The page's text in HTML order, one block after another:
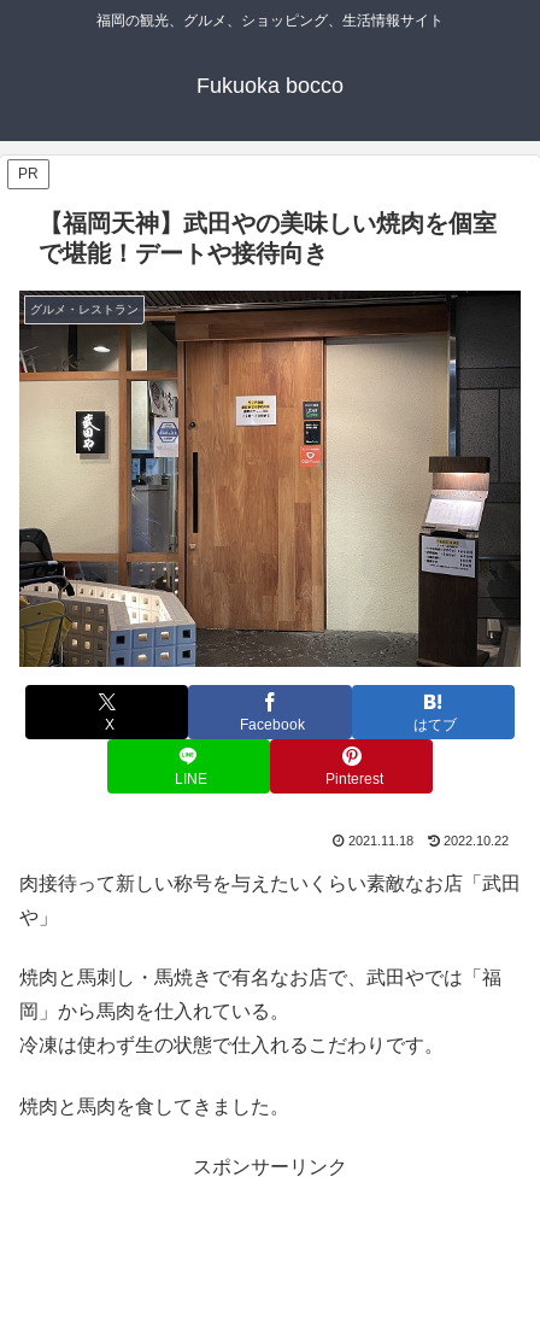
福岡の観光、グルメ、ショッピング、生活情報サイト
Fukuoka bocco
PR
【福岡天神】武田やの美味しい焼肉を個室
で堪能！デートや接待向き
グルメ・レストラン
X Facebook はてブ
LINE Pinterest
2021.11.18 2022.10.22
肉接待って新しい称号を与えたいくらい素敵なお店「武田
や」
焼肉と馬刺し・馬焼きで有名なお店で、武田やでは「福
岡」から馬肉を仕入れている。
冷凍は使わず生の状態で仕入れるこだわりです。
焼肉と馬肉を食してきました。
スポンサーリンク